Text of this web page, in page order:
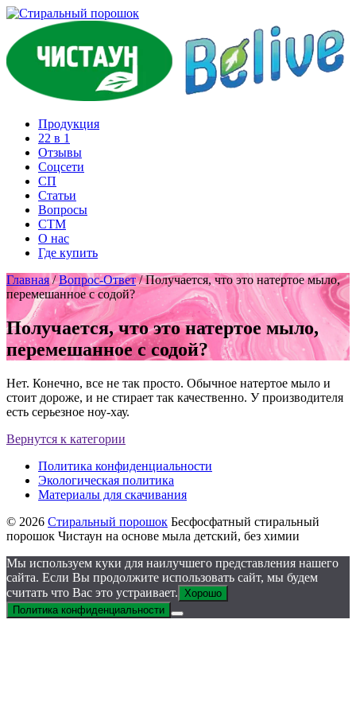
Продукция
22 в 1
Отзывы
Соцcети
СП
Статьи
Вопросы
СТМ
О нас
Где купить
Главная/Вопрос-Ответ/Получается, что это натертое мыло,
перемешанное с содой?
Получается, что это натертое мыло,
перемешанное с содой?
Нет. Конечно, все не так просто. Обычное натертое мыло и
стоит дороже, и не стирает так качественно. У производителя
есть серьезное ноу-хау.
Вернутся к категории
Политика конфиденциальности
Экологическая политика
Материалы для скачивания
© 2026 Стиральный порошок Бесфосфатный стиральный
порошок Чистаун на основе мыла детский, без химии
Мы используем куки для наилучшего представления нашего
сайта. Если Вы продолжите использовать сайт, мы будем
считать что Вас это устраивает.
Хорошо
Политика конфиденциальности